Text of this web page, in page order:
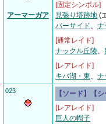
アーマーガア
[固定シンボル]
見張り塔跡地 (
バーサイド、 ナ
[通常レイド]
ナックル丘陵、
[レアレイド]
キバ湖・東、 ナ
023
【ソード】【シ
[レアレイド]
巨人の帽子